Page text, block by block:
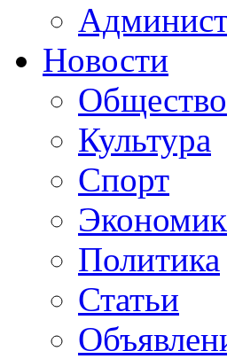
Новости
Общество
Культура
Спорт
Политика
Статьи